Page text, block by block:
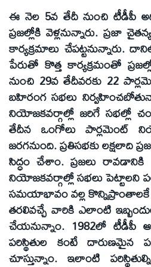
ఈ నెల 5వ తేదీ నుంచి టీడీపీ
ప్రజల్లోకి వెళ్లనున్నారు. ప్రజా
కార్యక్రమాలు చేపట్టనున్నారు.
పేరుతో కొత్త కార్యక్రమంతో
నుంచి 29వ తేదీవరకు 22
బహిరంగ సభలు
నియోజకవర్గాల్లో జరిగే సభల్లో
తేదీన ఒంగోలు పార్లమెంట్‌
జరగనుంది. ప్రతిసభకు లక్షలాది
సిద్ధం చేశాం. ప్రజలు
నియోజకవర్గాల్లో సభలు పెట్టాలని
సమయాభావం వల్ల
తరలివచ్చే వారికి ఎలాంటి
చేయనున్నాం. 1982లో టీడీపీ
పరిస్థితుల కంటే దారుణమైన
చూస్తున్నాం. ఇలాంటి